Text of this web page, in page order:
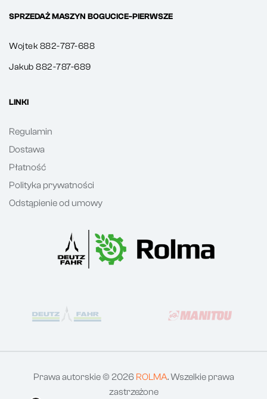
SPRZEDAŻ MASZYN BOGUCICE-PIERWSZE
Wojtek 882-787-688
Jakub 882-787-689
LINKI
Regulamin
Dostawa
Płatność
Polityka prywatności
Odstąpienie od umowy
Prawa autorskie © 2026 ROLMA. Wszelkie prawa
zastrzeżone